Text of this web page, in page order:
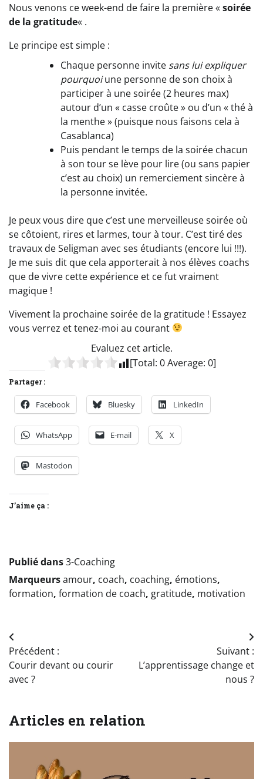
Nous venons ce week-end de faire la première «soirée
de la gratitude« .
Le principe est simple :
Chaque personne invite sans lui expliquer
pourquoiune personne de son choix à
participer à une soirée (2 heures max)
autour d’un « casse croûte » ou d’un « thé à
la menthe » (puisque nous faisons cela à
Casablanca)
Puis pendant le temps de la soirée chacun
à son tour se lève pour lire (ou sans papier
c’est au choix) un remerciement sincère à
la personne invitée.
Je peux vous dire que c’est une merveilleuse soirée où
se côtoient, rires et larmes, tour à tour. C’est tiré des
travaux de Seligman avec ses étudiants (encore lui !!!).
Je me suis dit que cela apporterait à nos élèves coachs
que de vivre cette expérience et ce fut vraiment
magique !
Vivement la prochaine soirée de la gratitude ! Essayez
vous verrez et tenez-moi au courant
Evaluez cet article.
[Total: 0Average: 0]
Partager :
Facebook Bluesky LinkedIn
WhatsApp E-mail X
Mastodon
J’aime ça :
Publié dans3-Coaching
Marqueursamour, coach, coaching, émotions,
formation, formation de coach, gratitude, motivation
Navigation
de
l’article
Précédent :
Courir devant ou courir
avec ?
Suivant :
L’apprentissage change et
nous ?
Articles en relation